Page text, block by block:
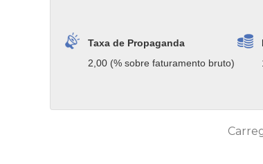
Taxa de Propaganda
2,00 (% sobre faturamento bruto)